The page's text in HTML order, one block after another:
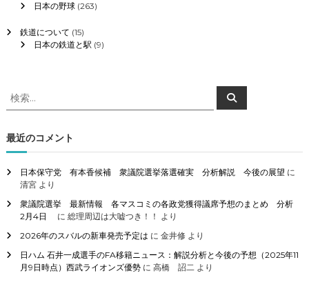
日本の野球(263)
鉄道について (15)
日本の鉄道と駅 (9)
検
索
象
:
検
索
最近のコメント
日本保守党 有本香候補 衆議院選挙落選確実 分析解説 今後の展望 に
清宮より
衆議院選挙 最新情報 各マスコミの各政党獲得議席予想のまとめ 分析
2月4日
に 総理周辺は大嘘つき！！ より
2026年のスバルの新車発売予定は に 金井修より
日ハム 石井一成選手のFA移籍ニュース：解説分析と今後の予想（2025年11
月9日時点）西武ライオンズ優勢に 高橋 詔二より